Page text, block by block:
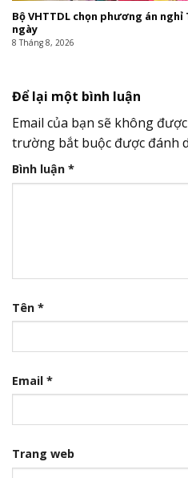
Bộ VHTTDL chọn phương án
ngày
8 Tháng 8, 2026
Để lại một bình luận
Email của bạn sẽ không
trường bắt buộc được đánh
Bình luận *
Tên *
Email *
Trang web